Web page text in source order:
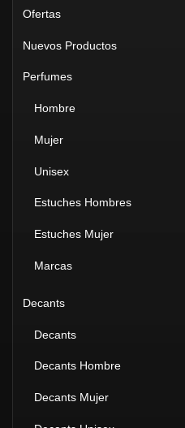
Ofertas
Nuevos Productos
Perfumes
Hombre
Mujer
Unisex
Estuches Hombres
Estuches Mujer
Marcas
Decants
Decants
Decants Hombre
Decants Mujer